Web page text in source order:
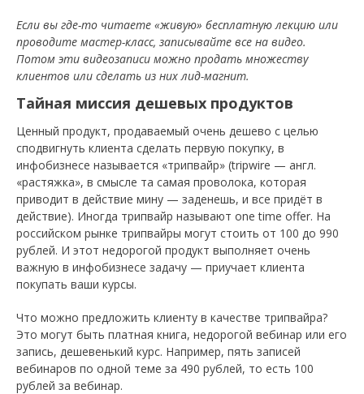
Если вы где-то читаете «живую» бесплатную лекцию или
проводите мастер-класс, записывайте все на видео.
Потом эти видеозаписи можно продать множеству
клиентов или сделать из них лид-магнит.
Тайная миссия дешевых продуктов
Ценный продукт, продаваемый очень дешево с целью
сподвигнуть клиента сделать первую покупку, в
инфобизнесе называется «трипвайр» (tripwire — англ.
«растяжка», в смысле та самая проволока, которая
приводит в действие мину — заденешь, и все придёт в
действие). Иногда трипвайр называют one time offer. На
российском рынке трипвайры могут стоить от 100 до 990
рублей. И этот недорогой продукт выполняет очень
важную в инфобизнесе задачу — приучает клиента
покупать ваши курсы.
Что можно предложить клиенту в качестве трипвайра?
Это могут быть платная книга, недорогой вебинар или его
запись, дешевенький курс. Например, пять записей
вебинаров по одной теме за 490 рублей, то есть 100
рублей за вебинар.